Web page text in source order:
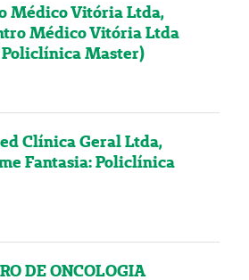
Médico Vitória Ltda,
Médico Vitória Ltda
Policlínica Master)
Clínica Geral Ltda,
Fantasia: Policlínica
DE ONCOLOGIA